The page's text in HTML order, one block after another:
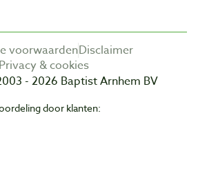
voorwaardenDisclaimer
Privacy & cookies
- 2026 Baptist Arnhem BV
door klanten: